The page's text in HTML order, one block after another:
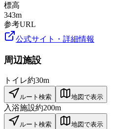
標高
343m
参考URL
公式サイト・詳細情報
周辺施設
トイレ約30m
ルート検索 地図で表示
入浴施設約200m
ルート検索 地図で表示